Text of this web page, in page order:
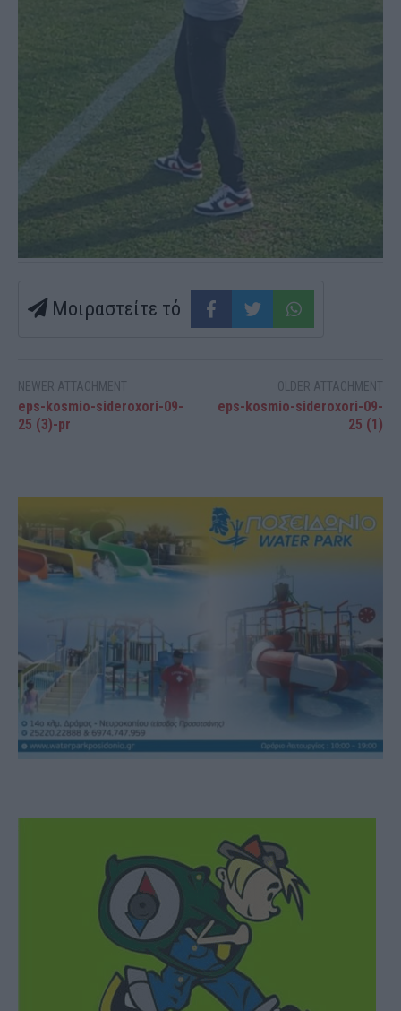
Μοιραστείτε τό
NEWER ATTACHMENT
eps-kosmio-sideroxori-09-
25 (3)-pr
OLDER ATTACHMENT
eps-kosmio-sideroxori-09-
25 (1)